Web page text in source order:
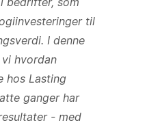
til
I denne
hvordan
hos Lasting
ganger har
- med